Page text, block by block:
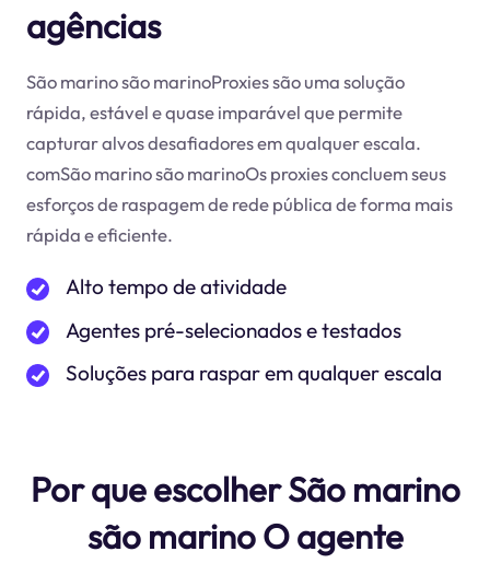
agências
São marino são marinoProxies são uma solução
rápida, estável e quase imparável que permite
capturar alvos desafiadores em qualquer escala.
comSão marino são marinoOs proxies concluem seus
esforços de raspagem de rede pública de forma mais
rápida e eficiente.
Alto tempo de atividade
Agentes pré-selecionados e testados
Soluções para raspar em qualquer escala
Por que escolher São marino
são marino O agente